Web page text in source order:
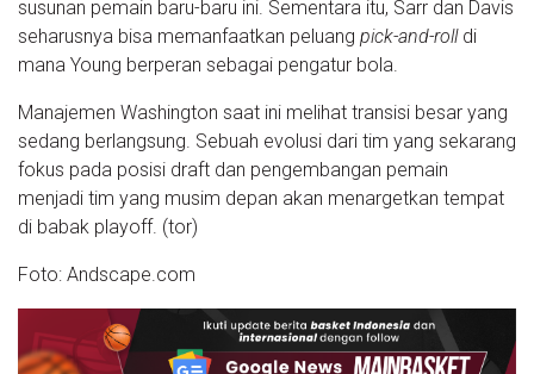
susunan pemain baru-baru ini. Sementara itu, Sarr dan Davis
seharusnya bisa memanfaatkan peluang pick-and-rolldi
mana Young berperan sebagai pengatur bola.
Manajemen Washington saat ini melihat transisi besar yang
sedang berlangsung. Sebuah evolusi dari tim yang sekarang
fokus pada posisi draft dan pengembangan pemain
menjadi tim yang musim depan akan menargetkan tempat
di babak playoff. (tor)
Foto: Andscape.com